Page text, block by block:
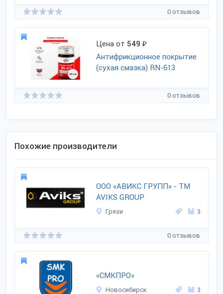
0 отзывов
Цена от 549 ₽
Антифрикционное покрытие
(сухая смазка) RN-613
0 отзывов
Похожие производители
ООО «АВИКС ГРУПП» - ТМ
AVIKS GROUP
Грязи 3
0 отзывов
«СМКПРО»
Новосибирск 3